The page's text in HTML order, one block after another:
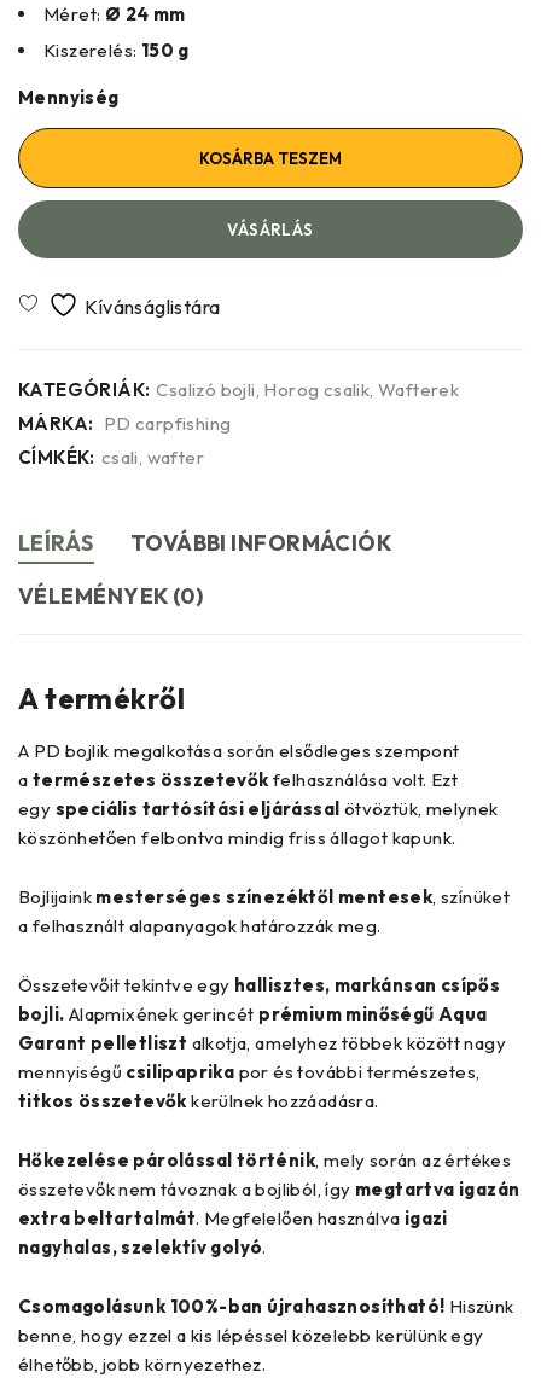
Méret: Ø 24 mm
Kiszerelés: 150 g
Mennyiség
KOSÁRBA TESZEM
VÁSÁRLÁS
KATEGÓRIÁK: Csalizó bojli Horog csalik ,Wafterek
MÁRKA: PD carpfishing
CÍMKÉK: csali wafter
LEÍRÁS
TOVÁBBI INFORMÁCIÓK
VÉLEMÉNYEK (0)
A termékről
A PD bojlik megalkotása során elsődleges szempont
a természetes összetevők felhasználása volt. Ezt
egy speciális tartósítási eljárással ötvöztük, melynek
köszönhetően felbontva mindig friss állagot kapunk.
Bojlijaink mesterséges színezéktől mentesek, színüket
a felhasznált alapanyagok határozzák meg.
Összetevőit tekintve egy hallisztes, markánsan csípős
bojli. Alapmixének gerincét prémium minőségű Aqua
Garant pelletliszt alkotja, amelyhez többek között nagy
mennyiségű csilipaprika por és további természetes,
titkos összetevők kerülnek hozzáadásra.
Hőkezelése párolással történik, mely során az értékes
összetevők nem távoznak a bojliból, így megtartva igazán
extra beltartalmát. Megfelelően használva igazi
nagyhalas, szelektív golyó.
Csomagolásunk 100%-ban újrahasznosítható! Hiszünk
benne, hogy ezzel a kis lépéssel közelebb kerülünk egy
élhetőbb, jobb környezethez.